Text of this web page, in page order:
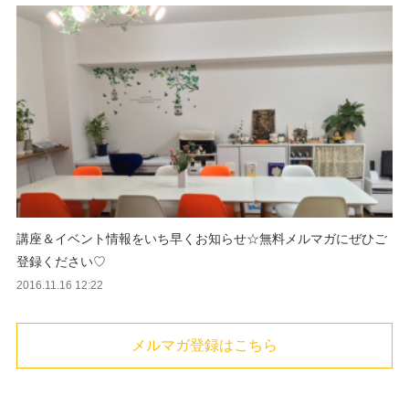
講座＆イベント情報をいち早くお知らせ☆無料メルマガにぜひご
登録ください♡
2016.11.16 12:22
メルマガ登録はこちら